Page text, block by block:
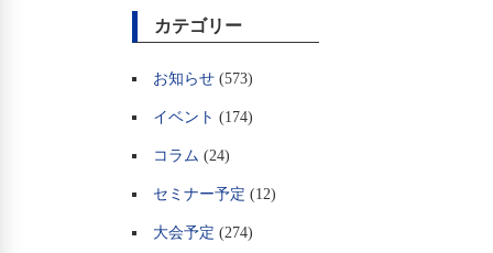
カテゴリー
お知らせ (573)
イベント (174)
コラム (24)
セミナー予定 (12)
大会予定 (274)